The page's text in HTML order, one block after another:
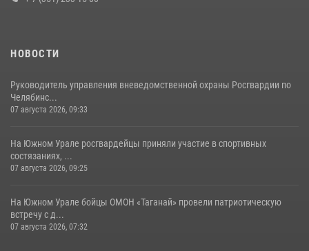
НОВОСТИ
Руководитель управления вневедомственной охраны Росгвардии по
Челябинс...
07 августа 2026, 09:33
На Южном Урале росгвардейцы приняли участие в спортивных
состязаниях, ...
07 августа 2026, 09:25
На Южном Урале бойцы ОМОН «Таганай» провели патриотическую
встречу с д...
07 августа 2026, 07:32